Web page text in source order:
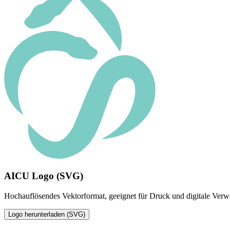
AICU Logo (SVG)
Hochauflösendes Vektorformat, geeignet für Druck und digitale
Logo herunterladen (SVG)